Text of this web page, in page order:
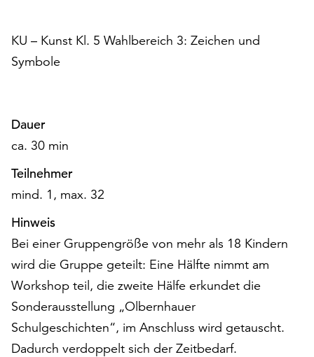
erreichen
Sie
die
Schaltfläche
„Auswählen“.
Weitere
Informationen
finden
Sie
in
unserer
Datenschutzerklärung
oder
dem
Impressum
.
KU – Kunst Kl. 5 Wahlbereich 3: Zeichen und
Symbole
Dauer
ca. 30 min
Teilnehmer
mind. 1, max. 32
Hinweis
Bei einer Gruppengröße von mehr als 18 Kindern
wird die Gruppe geteilt: Eine Hälfte nimmt am
Workshop teil, die zweite Hälfe erkundet die
Sonderausstellung „Olbernhauer
Schulgeschichten“, im Anschluss wird getauscht.
Dadurch verdoppelt sich der Zeitbedarf.